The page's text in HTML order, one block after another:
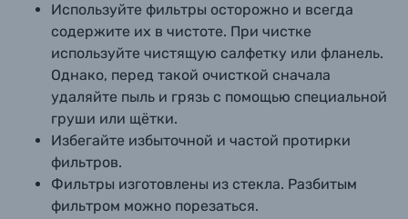
Используйте фильтры осторожно и всегда
содержите их в чистоте. При чистке
используйте чистящую салфетку или фланель.
Однако, перед такой очисткой сначала
удаляйте пыль и грязь с помощью специальной
груши или щётки.
Избегайте избыточной и частой протирки
фильтров.
Фильтры изготовлены из стекла. Разбитым
фильтром можно порезаться.